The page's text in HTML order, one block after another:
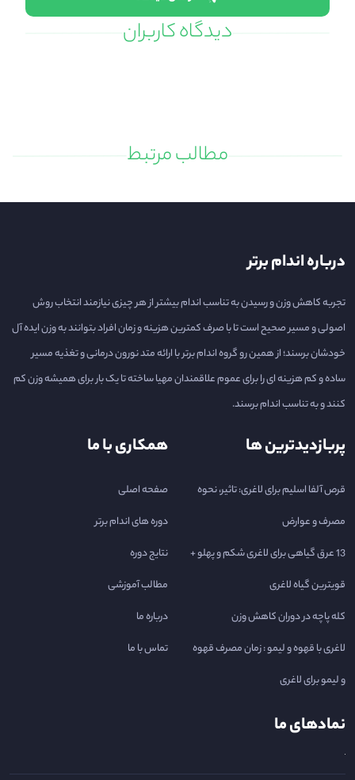
دیدگاه کاربران
مطالب مرتبط
درباره اندام برتر
تجربه کاهش وزن و رسیدن به تناسب اندام بیشتر از هر چیزی نیازمند انتخاب روش
اصولی و مسیر صحیح است تا با صرف کمترین هزینه و زمان افراد بتوانند به وزن ایده آل
خودشان برسند؛ از همین رو گروه اندام برتر با ارائه متد نورون درمانی و تغذیه مسیر
ساده و کم هزینه ای را برای عموم علاقمندان مهیا ساخته تا یک بار برای همیشه وزن کم
کنند و به تناسب اندام برسند.
پربازدیدترین ها
قرص آلفا اسلیم برای لاغری: تاثیر، نحوه
مصرف و عوارض
13 عرق گیاهی برای لاغری شکم و پهلو +
قویترین گیاه لاغری
کله پاچه در دوران کاهش وزن
لاغری با قهوه و لیمو : زمان مصرف قهوه
و لیمو برای لاغری
همکاری با ما
صفحه اصلی
دوره های اندام برتر
نتایج دوره
مطالب آموزشی
درباره ما
تماس با ما
نمادهای ما